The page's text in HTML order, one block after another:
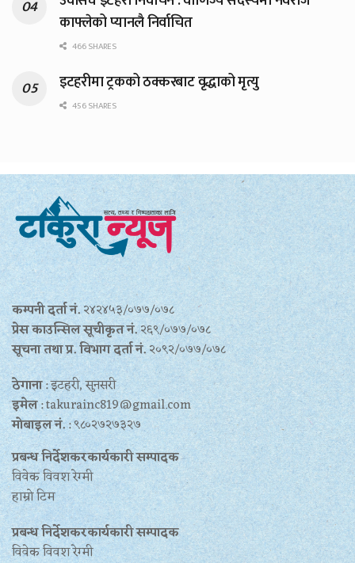
काफ्लेको प्यानलै निर्वाचित
466 SHARES
इटहरीमा ट्रकको ठक्करबाट वृद्धाको मृत्यु
456 SHARES
कम्पनी दर्ता नं.२४२४५३/०७७/०७८
प्रेस काउन्सिल सूचीकृत नं.२६९/०७७/०७८
सूचना तथा प्र‍. विभाग दर्ता नं.२०९२/०७७/०७८
ठेगाना: इटहरी, सुनसरी
इमेल: takurainc819@gmail.com
मोबाइल नं.: ९८०२७२७३२७
प्रबन्ध निर्देशकरकार्यकारी सम्पादक
विवेक विवश रेग्मी
हाम्रो टिम
प्रबन्ध निर्देशकरकार्यकारी सम्पादक
विवेक विवश रेग्मी